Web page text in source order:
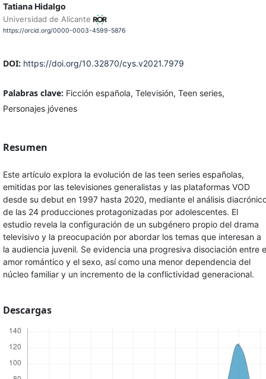
Tatiana Hidalgo
Universidad de Alicante
https://orcid.org/0000-0003-4599-5876
DOI: https://doi.org/10.32870/cys.v2021.7979
Palabras clave: Ficción española, Televisión, Teen series,
Personajes jóvenes
Resumen
Este artículo explora la evolución de las teen series españolas,
emitidas por las televisiones generalistas y las plataformas VOD
desde su debut en 1997 hasta 2020, mediante el análisis
de las 24 producciones protagonizadas por adolescentes. El
estudio revela la configuración de un subgénero propio del drama
televisivo y la preocupación por abordar los temas que interesan a
la audiencia juvenil. Se evidencia una progresiva disociación entre
amor romántico y el sexo, así como una menor dependencia del
núcleo familiar y un incremento de la conflictividad generacional.
Descargas